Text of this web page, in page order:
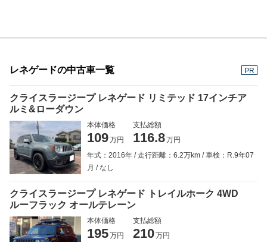
レネゲードの中古車一覧 PR
クライスラージープ レネゲード リミテッド 17インチア
ルミ&ローダウン
本体価格
109万円
支払総額
116.8万円
年式：2016年
走行距離：6.2万km
車検：R.9年07
月
なし
クライスラージープ レネゲード トレイルホーク 4WD
ルーフラック オールテレーン
本体価格
195万円
支払総額
210万円